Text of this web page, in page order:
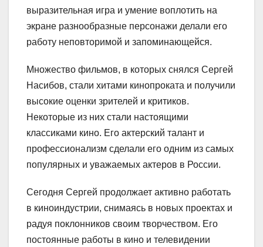
выразительная игра и умение воплотить на
экране разнообразные персонажи делали его
работу неповторимой и запоминающейся.
Множество фильмов, в которых снялся Сергей
Насибов, стали хитами кинопроката и получили
высокие оценки зрителей и критиков.
Некоторые из них стали настоящими
классиками кино. Его актерский талант и
профессионализм сделали его одним из самых
популярных и уважаемых актеров в России.
Сегодня Сергей продолжает активно работать
в киноиндустрии, снимаясь в новых проектах и
радуя поклонников своим творчеством. Его
постоянные работы в кино и телевидении